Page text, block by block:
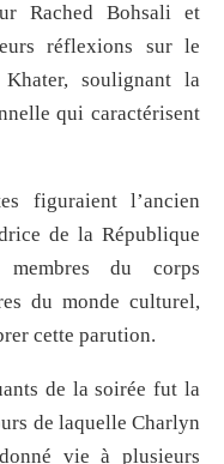
Rached Bohsali et
réflexions sur le
soulignant la
qui caractérisent
figuraient l’ancien
de la République
du corps
du monde culturel,
cette parution.
de la soirée fut la
de laquelle Charlyn
vie à plusieurs